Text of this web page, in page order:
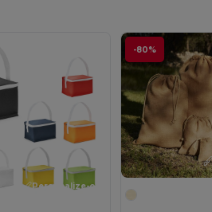
Personalize-o!
-80%